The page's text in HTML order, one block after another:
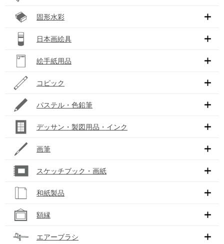
固形水彩
日本画絵具
絵手紙用品
コピック
パステル・色鉛筆
デッサン・製図用品・インク
画筆
スケッチブック・画紙
和紙製品
額縁
エアーブラシ